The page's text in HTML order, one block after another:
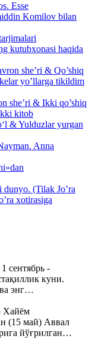
Esse
Komilov bilan
kutubxonasi haqida
she’ri & Qo’shiq
yo’llarga tikildim
she’ri & Ikki qo’shiq
kitob
& Yulduzlar yurgan
Anna
(Tilak Jo’ra
xotirasiga
1 сентябрь -
куни.
энг…
(15 май) Аввал
йўғрилган…